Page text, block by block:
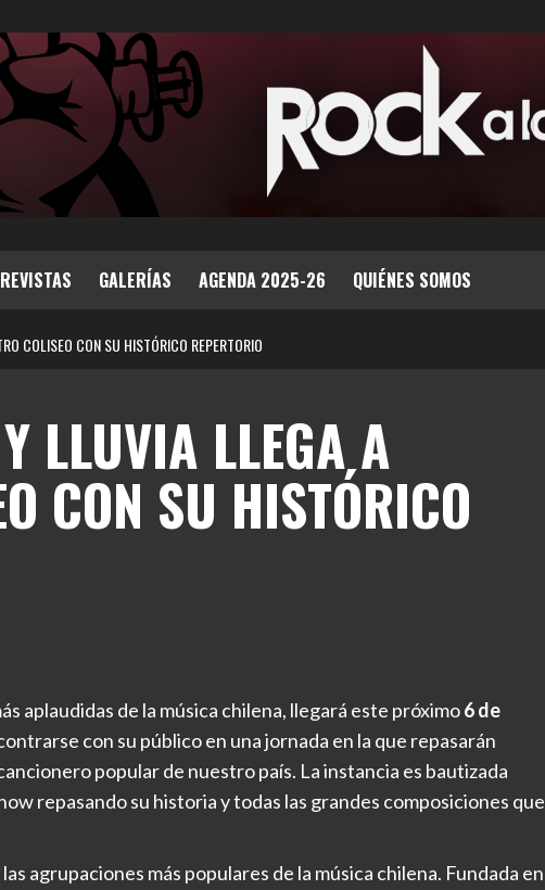
GALERÍAS AGENDA 2025-26 QUIÉNES SOMOS
COLISEO CON SU HISTÓRICO REPERTORIO
LLUVIA LLEGA A
CON SU HISTÓRICO
aplaudidas de la música chilena, llegará este próximo6 de
con su público en una jornada en la que repasarán
popular de nuestro país. La instancia es bautizada
repasando su historia y todas las grandes composiciones que
agrupaciones más populares de la música chilena. Fundada en